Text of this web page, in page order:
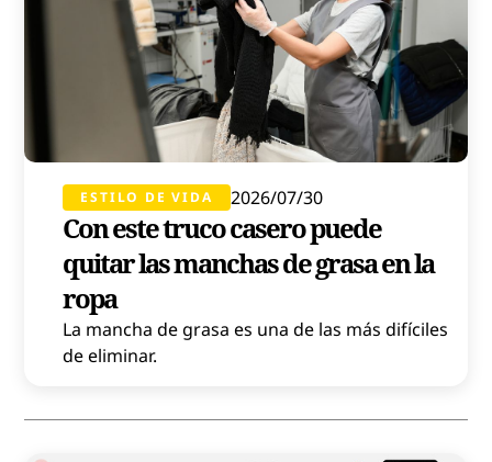
ESTILO DE VIDA 2026/07/30
Con este truco casero puede
quitar las manchas de grasa en la
ropa
La mancha de grasa es una de las más difíciles
de eliminar.